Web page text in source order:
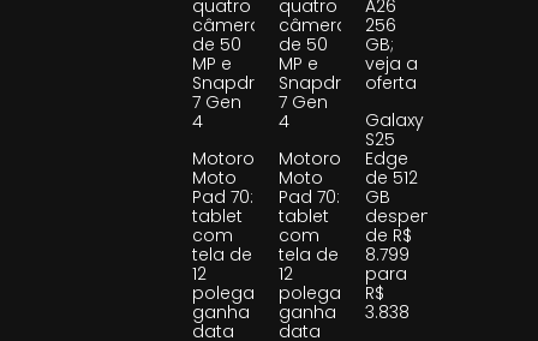
quatro
câmeras
de 50
MP e
Snapdragon
7 Gen
4
Motorola
Moto
Pad 70:
tablet
com
tela de
12
polegadas
ganha
data
quatro
câmeras
de 50
MP e
Snapdragon
7 Gen
4
Motorola
Moto
Pad 70:
tablet
com
tela de
12
polegadas
ganha
data
A26
256
GB;
veja a
oferta
Galaxy
S25
Edge
de 512
GB
despenca
de R$
8.799
para
R$
3.838